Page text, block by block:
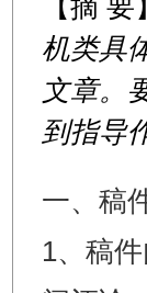
【摘 要
机类具
文章。
到指导
一、稿
1、稿